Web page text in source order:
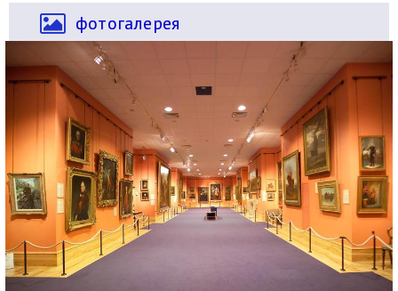
фотогалерея